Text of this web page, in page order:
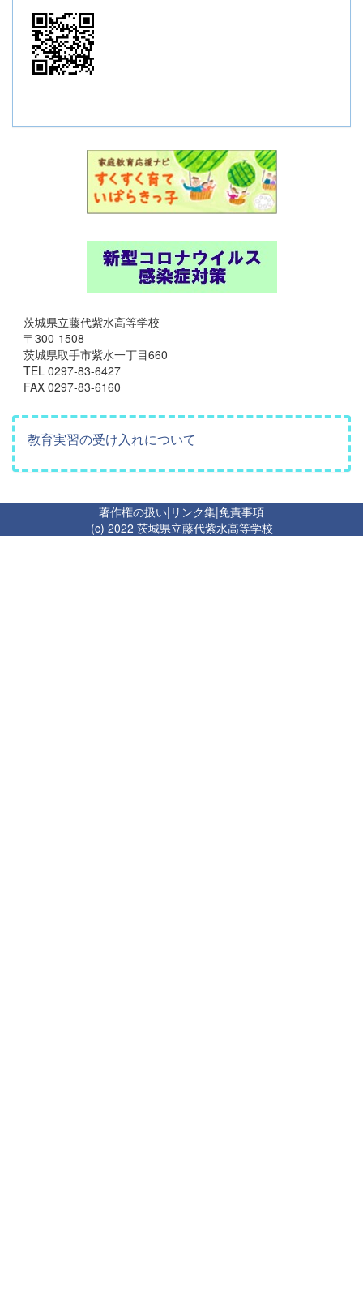
茨城県立藤代紫水高等学校
〒300-1508
茨城県取手市紫水一丁目660
TEL 0297-83-6427
FAX 0297-83-6160
教育実習の受け入れについて
著作権の扱い| リンク集|免責事項
(c) 2022 茨城県立藤代紫水高等学校